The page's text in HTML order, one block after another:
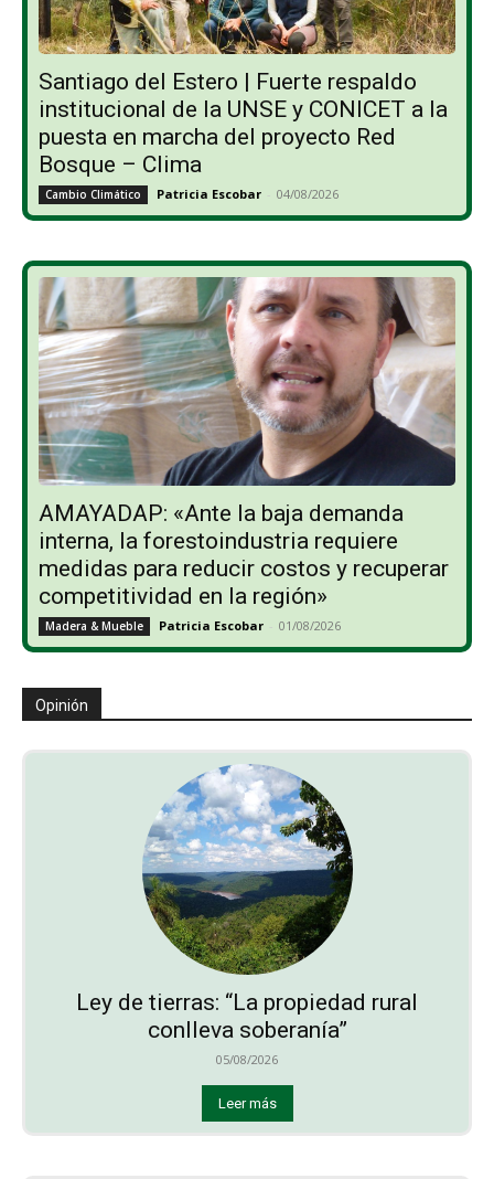
Santiago del Estero | Fuerte respaldo
institucional de la UNSE y CONICET a la
puesta en marcha del proyecto Red
Bosque – Clima
Cambio Climático Patricia Escobar - 04/08/2026
AMAYADAP: «Ante la baja demanda
interna, la forestoindustria requiere
medidas para reducir costos y recuperar
competitividad en la región»
Madera & Mueble Patricia Escobar - 01/08/2026
Opinión
Ley de tierras: “La propiedad rural
conlleva soberanía”
05/08/2026
Leer más